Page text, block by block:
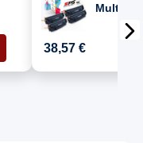
Schwarz
38,57 €